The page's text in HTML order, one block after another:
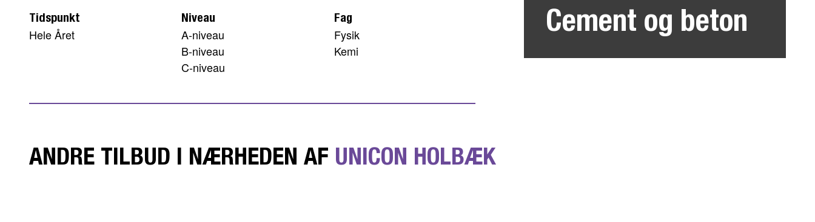
Tidspunkt
Hele Året
Niveau
A-niveau
B-niveau
C-niveau
Fag
Fysik
Kemi
Cement og beton
ANDRE TILBUD I NÆRHEDEN AF UNICON HOLBÆK